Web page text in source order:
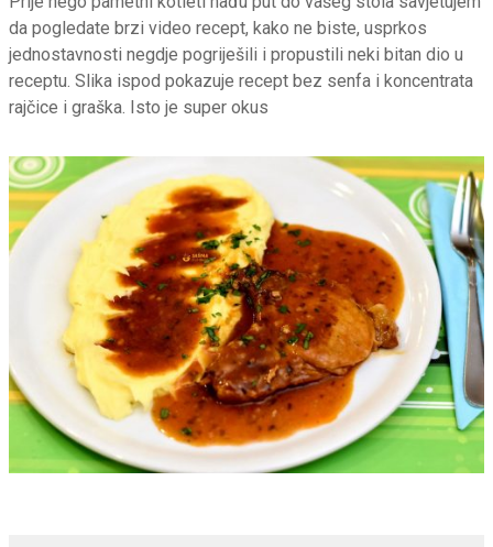
da pogledate brzi video recept, kako ne biste, usprkos
jednostavnosti negdje pogriješili i propustili neki bitan dio u
receptu. Slika ispod pokazuje recept bez senfa i koncentrata
rajčice i graška. Isto je super okus